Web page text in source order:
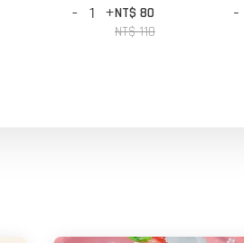
- +NT$ 80
NT$ 110
-